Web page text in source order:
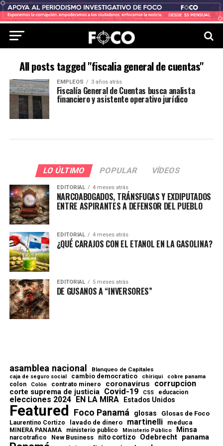
All posts tagged "fiscalia general de cuentas"
EMPLEOS 3 años atrás
Fiscalía General de Cuentas busca analista
financiero y asistente operativo jurídico
LO ÚLTIMO POPULAR VÍDEOS
EDITORIAL 4 meses atrás
NARCOABOGADOS, TRÁNSFUGAS Y EXDIPUTADOS
ENTRE ASPIRANTES A DEFENSOR DEL PUEBLO
EDITORIAL 4 meses atrás
¿QUÉ CARAJOS CON EL ETANOL EN LA GASOLINA?
EDITORIAL 5 meses atrás
DE GUSANOS A “INVERSORES”
asamblea nacional Blanqueo de Capitales
caja de seguro social cambio democratico chiriqui cobre panama
colon Colón contrato minero coronavirus corrupcion
corte suprema de justicia Covid-19 CSS educacion
elecciones 2024 EN LA MIRA Estados Unidos
Featured Foco Panamá glosas Glosas de Foco
Laurentino Cortizo lavado de dinero martinelli meduca
MINERA PANAMA ministerio publico Ministerio Público Minsa
narcotrafico New Business nito cortizo Odebrecht panama